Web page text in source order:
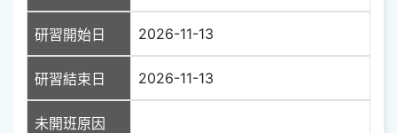
研習開始日 2026-11-13
研習結束日 2026-11-13
未開班原因